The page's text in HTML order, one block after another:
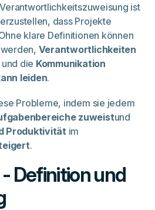
ist
dass Projekte
klare Definitionen können
werden, Verantwortlichkeiten
und die Kommunikation
leiden.
Probleme, indem sie jedem
zuweistund
Produktivität im
.
Definition und